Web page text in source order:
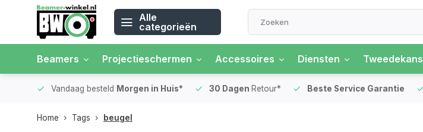
Alle
categorieën
Beamers Projectieschermen Accessoires Diensten Tweedekans
Vandaag besteld Morgen in Huis* 30 Dagen Retour* Beste Service Garantie
Home Tags beugel